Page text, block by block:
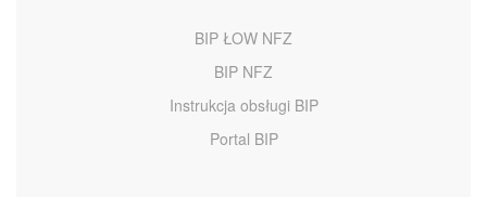
BIP ŁOW NFZ
BIP NFZ
Instrukcja obsługi BIP
Portal BIP